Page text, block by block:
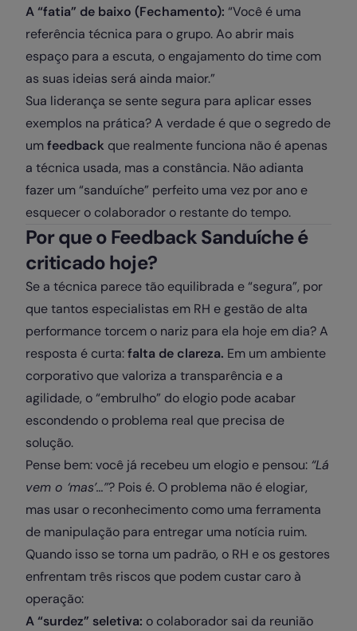
A “fatia” de baixo (Fechamento): “Você é uma
referência técnica para o grupo. Ao abrir mais
espaço para a escuta, o engajamento do time com
as suas ideias será ainda maior.”
Sua liderança se sente segura para aplicar esses
exemplos na prática? A verdade é que o segredo de
umfeedback que realmente funciona não é apenas
a técnica usada, mas a constância. Não adianta
fazer um “sanduíche” perfeito uma vez por ano e
esquecer o colaborador o restante do tempo.
Por que o Feedback Sanduíche é
criticado hoje?
Se a técnica parece tão equilibrada e “segura”, por
que tantos especialistas em RH e gestão de alta
performance torcem o nariz para ela hoje em dia? A
resposta é curta:falta de clareza. Em um ambiente
corporativo que valoriza a transparência e a
agilidade, o “embrulho” do elogio pode acabar
escondendo o problema real que precisa de
solução.
Pense bem: você já recebeu um elogio e pensou: “Lá
vem o ‘mas’…”? Pois é. O problema não é elogiar,
mas usar o reconhecimento como uma ferramenta
de manipulação para entregar uma notícia ruim.
Quando isso se torna um padrão, o RH e os gestores
enfrentam três riscos que podem custar caro à
operação:
A “surdez” seletiva: o colaborador sai da reunião